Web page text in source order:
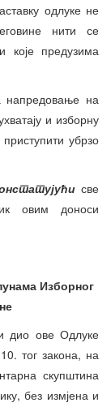
одлуке не
нити се
које предузима
на
и изборну
убрзо
све
овим доноси
Изборног
дио ове Одлуке
тог закона, на
скупштина
без измјена и